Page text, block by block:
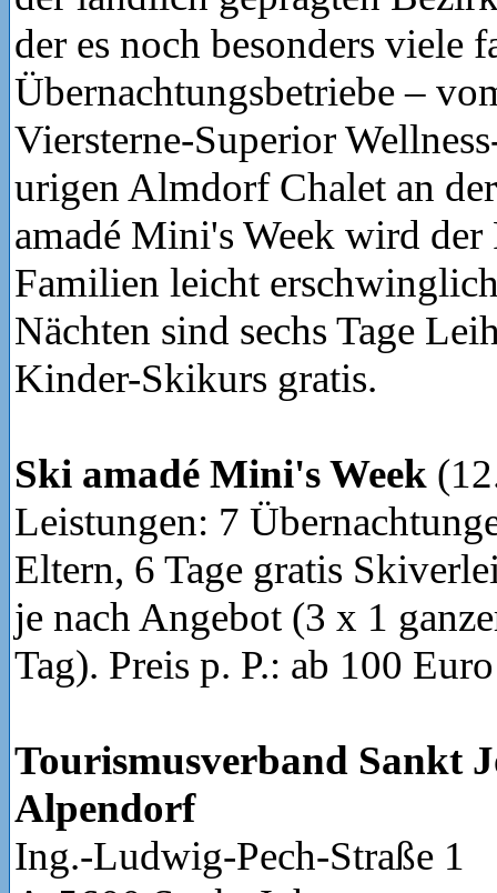
der es noch besonders viele
Übernachtungsbetriebe –
Viersterne-Superior
urigen Almdorf Chalet an
amadé Mini's Week wird der
Familien leicht
Nächten sind sechs Tage
Kinder-Skikurs gratis.
Ski amadé Mini's Week
Leistungen: 7
Eltern, 6 Tage gratis
je nach Angebot (3 x 1
Tag). Preis p. P.: ab 100
Tourismusverband Sankt
Alpendorf
Ing.-Ludwig-Pech-Straße 1